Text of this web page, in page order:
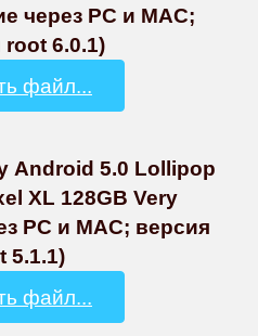
через PC и MAC;
root 6.0.1)
файл...
Android 5.0 Lollipop
XL 128GB Very
PC и MAC; версия
5.1.1)
файл...